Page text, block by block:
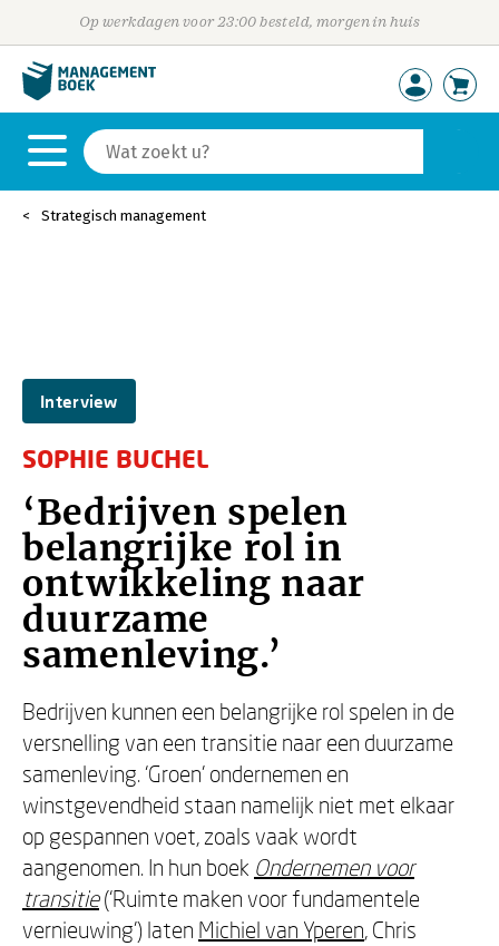
Op werkdagen voor 23:00 besteld, morgen in huis
Strategisch management
Interview
SOPHIE BUCHEL
‘Bedrijven spelen
belangrijke rol in
ontwikkeling naar
duurzame
samenleving.’
Bedrijven kunnen een belangrijke rol spelen in de
versnelling van een transitie naar een duurzame
samenleving. ‘Groen’ ondernemen en
winstgevendheid staan namelijk niet met elkaar
op gespannen voet, zoals vaak wordt
aangenomen. In hun boek Ondernemen voor
transitie (‘Ruimte maken voor fundamentele
vernieuwing’) laten Michiel van Yperen, Chris